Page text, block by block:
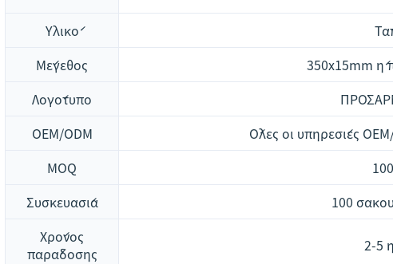
Υλικό
Μέγεθος
350x15mm ή
Λογότυπο
OEM/ODM
Όλες οι υπηρεσίες
MOQ
Συσκευασία
100
Χρόνος
παράδοσης
2-5